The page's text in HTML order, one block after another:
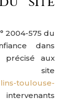
2004-575 du
dans
précisé aux
site
toulouse-